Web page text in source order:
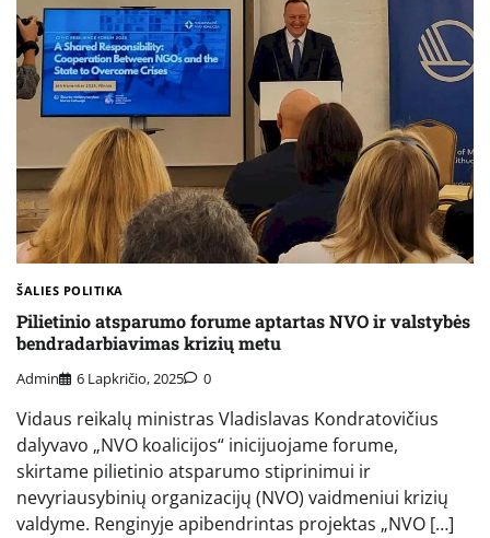
ŠALIES POLITIKA
Pilietinio atsparumo forume aptartas NVO ir valstybės
bendradarbiavimas krizių metu
Admin 6 Lapkričio, 2025 0
Vidaus reikalų ministras Vladislavas Kondratovičius
dalyvavo „NVO koalicijos“ inicijuojame forume,
skirtame pilietinio atsparumo stiprinimui ir
nevyriausybinių organizacijų (NVO) vaidmeniui krizių
valdyme. Renginyje apibendrintas projektas „NVO […]